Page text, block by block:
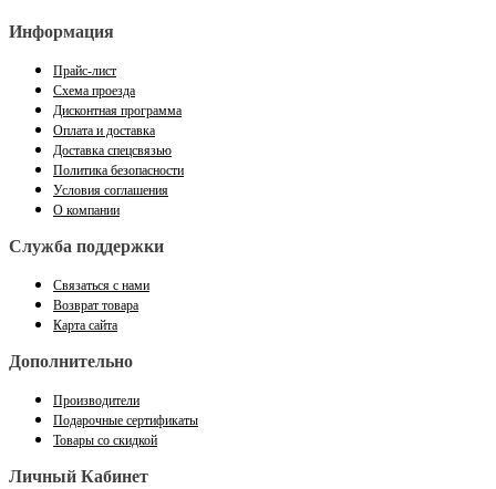
Информация
Прайс-лист
Схема проезда
Дисконтная программа
Оплата и доставка
Доставка спецсвязью
Политика безопасности
Условия соглашения
О компании
Служба поддержки
Связаться с нами
Возврат товара
Карта сайта
Дополнительно
Производители
Подарочные сертификаты
Товары со скидкой
Личный Кабинет